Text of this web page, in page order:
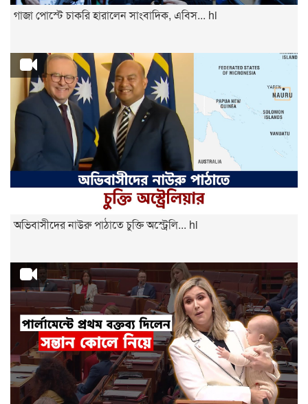
গাজা পোস্টে চাকরি হারালেন সাংবাদিক, এবিস... hi
অভিবাসীদের নাউরু পাঠাতে চুক্তি অস্ট্রেলি... hi